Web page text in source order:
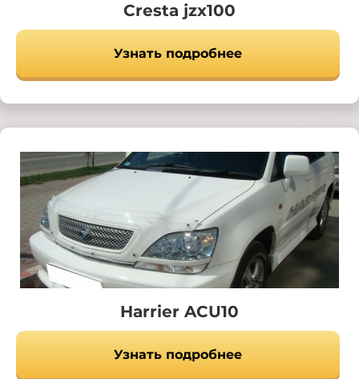
Cresta jzx100
Узнать подробнее
Harrier ACU10
Узнать подробнее